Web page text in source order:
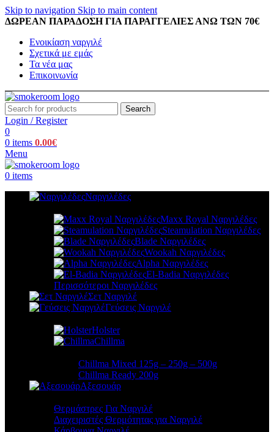
Skip to navigation Skip to main content
ΔΩΡΕΑΝ ΠΑΡΑΔΟΣΗ ΓΙΑ ΠΑΡΑΓΓΕΛΙΕΣ ΑΝΩ ΤΩΝ 70€
Ενοικίαση ναργιλέ
Σχετικά με εμάς
Τα νέα μας
Επικοινωνία
Search
Login / Register
0
0 items 0.00€
Menu
0 items
Ναργιλέδες
Maxx Royal Ναργιλέδες
Steamulation Ναργιλέδες
Blade Ναργιλέδες
Wookah Ναργιλέδες
Alpha Ναργιλέδες
El-Badia Ναργιλέδες
Περισσότεροι Ναργιλέδες
Σετ Ναργιλέ
Γεύσεις Ναργιλέ
Holster
Chillma
Chillma Mixed 125g – 250g – 500g
Chillma Ready 200g
Αξεσουάρ
Θερμάστρες Για Ναργιλέ
Διαχειριστές Θερμότητας για Ναργιλέ